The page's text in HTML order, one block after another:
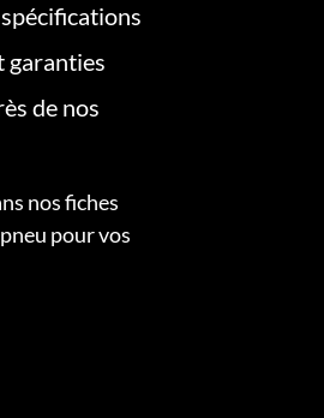
garanties
de nos
nos fiches
pour vos